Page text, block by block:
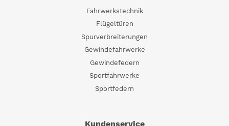
Fahrwerkstechnik
Flügeltüren
Spurverbreiterungen
Gewindefahrwerke
Gewindefedern
Sportfahrwerke
Sportfedern
Kundenservice